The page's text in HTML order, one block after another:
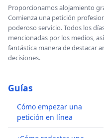
Proporcionamos alojamiento
Comienza una petición
poderoso servicio. Todos los
mencionadas por los medios,
fantástica manera de destacar
decisiones.
Guías
Cómo empezar una
petición en línea